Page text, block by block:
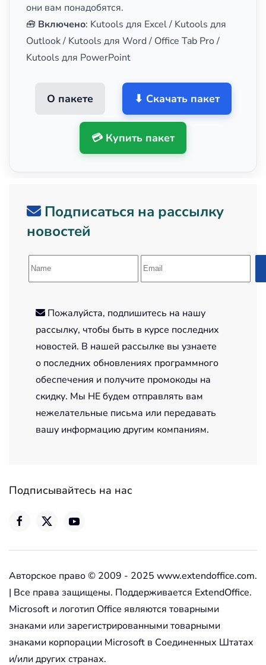
они вам понадобятся.
🧰 Включено: Kutools для Excel / Kutools для
Outlook / Kutools для Word / Office Tab Pro /
Kutools для PowerPoint
О пакете ⬇ Скачать пакет
💳 Купить пакет
Подписаться на рассылку
новостей
Пожалуйста, подпишитесь на нашу
рассылку, чтобы быть в курсе последних
новостей. В нашей рассылке вы узнаете
о последних обновлениях программного
обеспечения и получите промокоды на
скидку. Мы НЕ будем отправлять вам
нежелательные письма или передавать
вашу информацию другим компаниям.
Подписывайтесь на нас
Авторское право © 2009 - 2025 www.extendoffice.com.
| Все права защищены. Поддерживается ExtendOffice.
Microsoft и логотип Office являются товарными
знаками или зарегистрированными товарными
знаками корпорации Microsoft в Соединенных Штатах
и/или других странах.